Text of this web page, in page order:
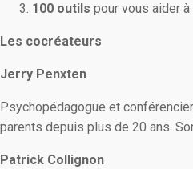
100 outils pour vous aider à
Les cocréateurs
Jerry Penxten
Psychopédagogue et
parents depuis plus de 20 ans.
Patrick Collignon